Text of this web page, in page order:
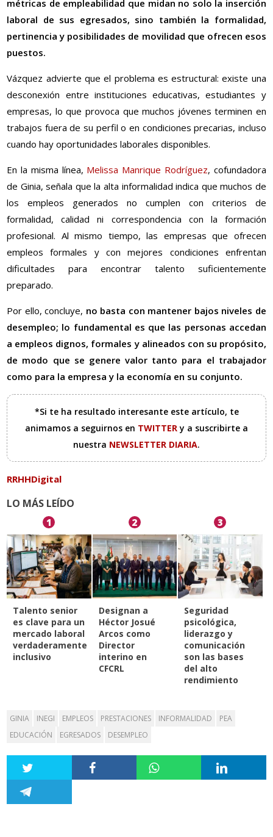
métricas de empleabilidad que midan no solo la inserción
laboral de sus egresados, sino también la formalidad,
pertinencia y posibilidades de movilidad que ofrecen esos
puestos.
Vázquez advierte que el problema es estructural: existe una
desconexión entre instituciones educativas, estudiantes y
empresas, lo que provoca que muchos jóvenes terminen en
trabajos fuera de su perfil o en condiciones precarias, incluso
cuando hay oportunidades laborales disponibles.
En la misma línea, Melissa Manrique Rodríguez, cofundadora
de Ginia, señala que la alta informalidad indica que muchos de
los empleos generados no cumplen con criterios de
formalidad, calidad ni correspondencia con la formación
profesional. Al mismo tiempo, las empresas que ofrecen
empleos formales y con mejores condiciones enfrentan
dificultades para encontrar talento suficientemente
preparado.
Por ello, concluye, no basta con mantener bajos niveles de
desempleo; lo fundamental es que las personas accedan
a empleos dignos, formales y alineados con su propósito,
de modo que se genere valor tanto para el trabajador
como para la empresa y la economía en su conjunto.
*Si te ha resultado interesante este artículo, te
animamos a seguirnos en TWITTERy a suscribirte a
nuestra NEWSLETTER DIARIA.
RRHHDigital
LO MÁS LEÍDO
1
Talento senior
es clave para un
mercado laboral
verdaderamente
inclusivo
2
Designan a
Héctor Josué
Arcos como
Director
interino en
CFCRL
3
Seguridad
psicológica,
liderazgo y
comunicación
son las bases
del alto
rendimiento
GINIA INEGI EMPLEOS PRESTACIONES INFORMALIDAD
PEA
EDUCACIÓN
EGRESADOS DESEMPLEO